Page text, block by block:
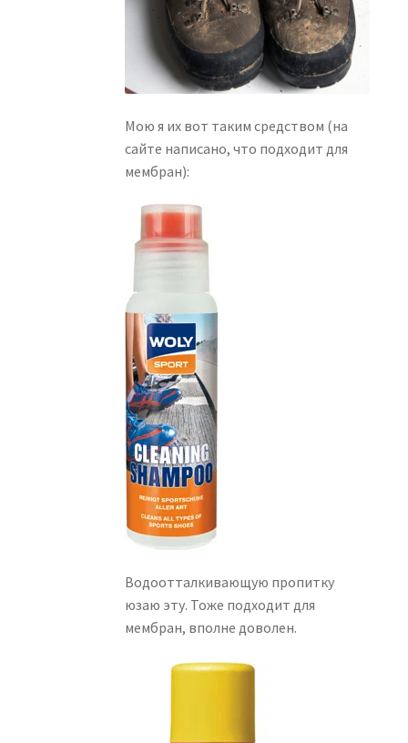
Мою я их вот таким средством (на
сайте написано, что подходит для
мембран):
Водоотталкивающую пропитку
юзаю эту. Тоже подходит для
мембран, вполне доволен.